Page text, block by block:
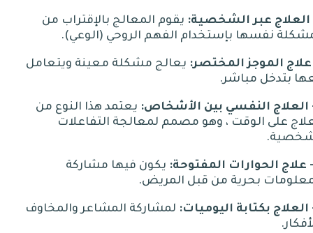
عبر الشخصية: يقوم المعالج بالإقتراب من
نفسها بإستخدام الفهم الروحي (الوعي).
الموجز المختصر: يعالج مشكلة معينة ويتعامل
بتدخل مباشر.
النفسي بين الأشخاص: يعتمد هذا النوع من
على الوقت ، وهو مصمم لمعالجة التفاعلات
.
الحوارات المفتوحة: يكون فيها مشاركة
بحرية من قبل المريض.
بكتابة اليوميات: لمشاركة المشاعر والمخاوف
.